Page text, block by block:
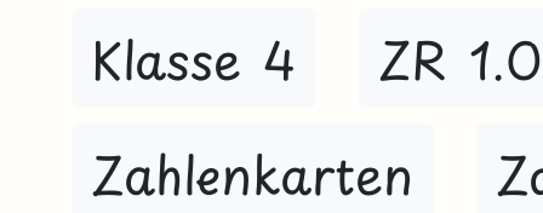
Klasse 4
ZR
Zahlenkarten